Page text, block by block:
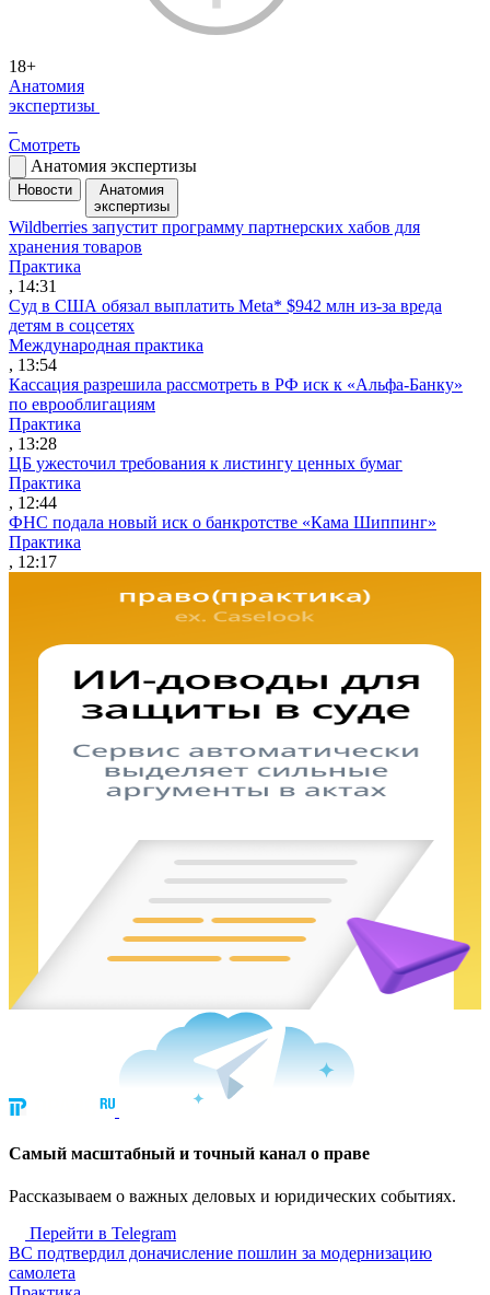
18+
Анатомия
экспертизы
Смотреть
Анатомия экспертизы
Новости
Анатомия
экспертизы
Wildberries запустит программу партнерских хабов для
хранения товаров
Практика
, 14:31
Суд в США обязал выплатить Meta* $942 млн из-за вреда
детям в соцсетях
Международная практика
, 13:54
Кассация разрешила рассмотреть в РФ иск к «Альфа-Банку»
по еврооблигациям
Практика
, 13:28
ЦБ ужесточил требования к листингу ценных бумаг
Практика
, 12:44
ФНС подала новый иск о банкротстве «Кама Шиппинг»
Практика
, 12:17
Cамый масштабный и точный канал о праве
Рассказываем о важных деловых и юридических событиях.
Перейти в Telegram
ВС подтвердил доначисление пошлин за модернизацию
самолета